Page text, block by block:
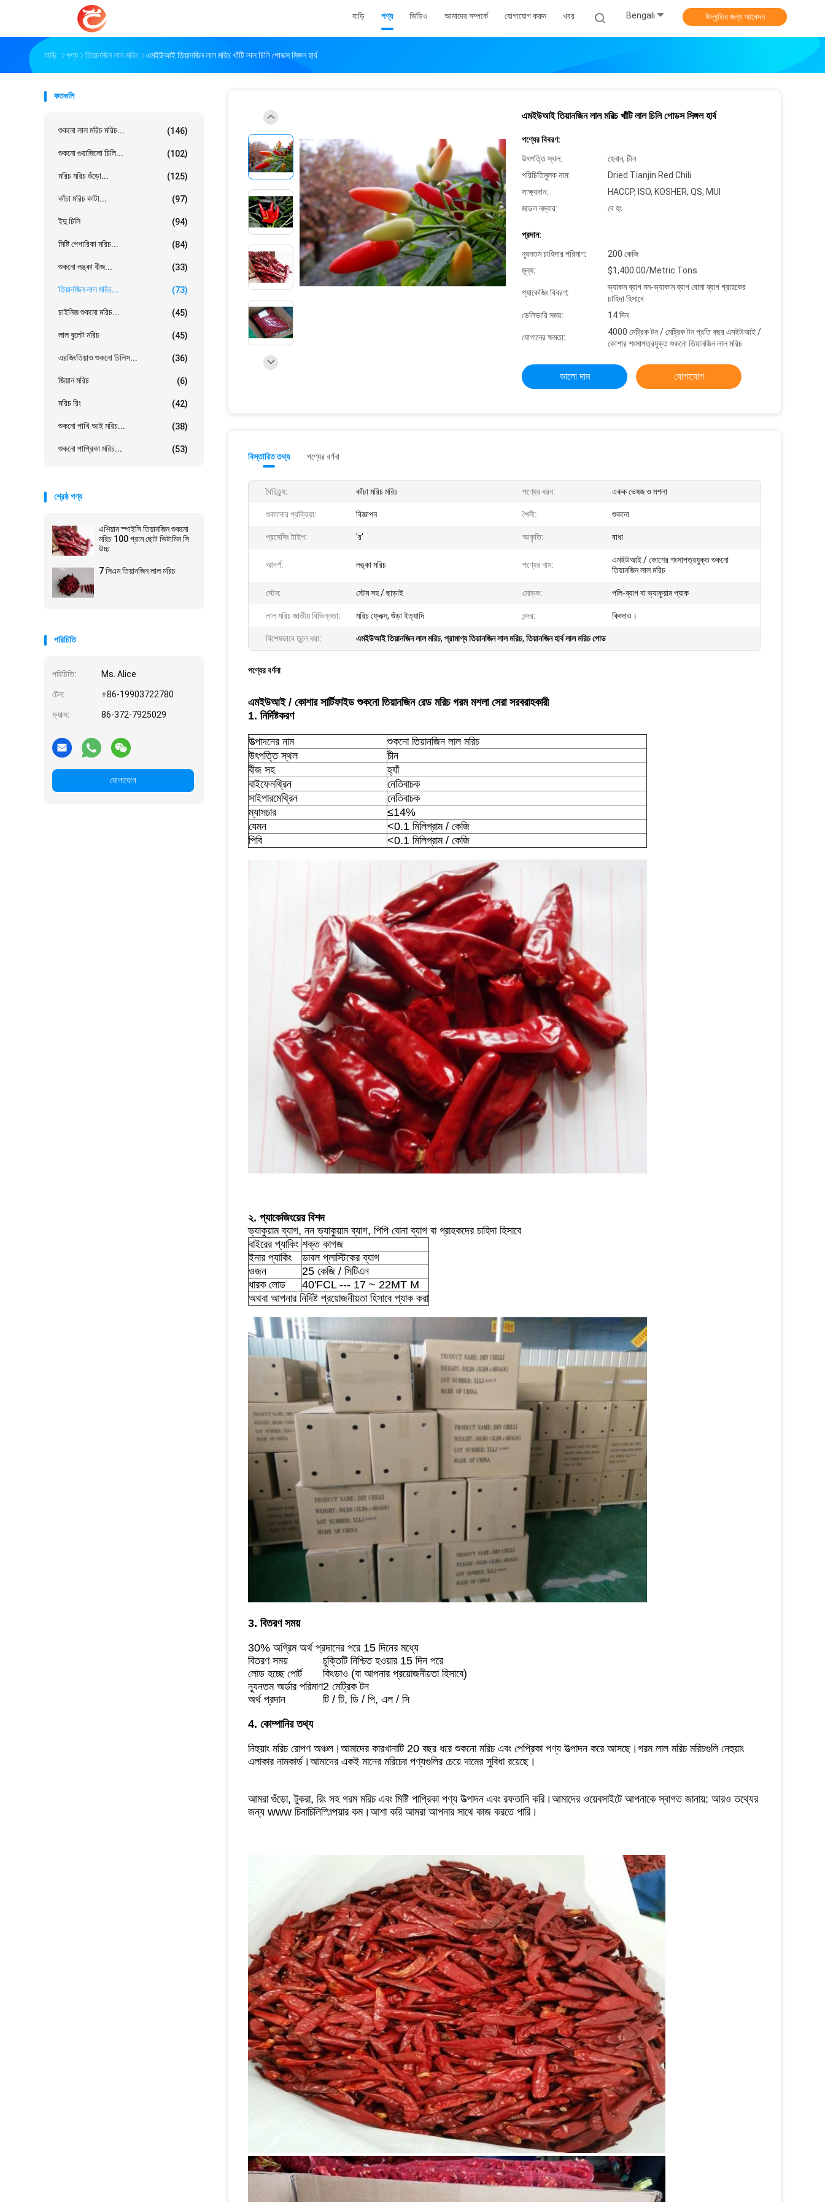
বাড়ি পণ্য ভিডিও আমাদের সম্পর্কে যোগাযোগ করুন খবর Bengali উদ্ধৃতির জন্য আবেদন
বাড়ি পণ্য তিয়ানজিন লাল মরিচ এমইউআই তিয়ানজিন লাল মরিচ খাঁটি লাল চিলি পোডস সিঙ্গল হার্ব
কতগুলি
শুকনো লাল মরিচ মরিচ... (146)
শুকনো গুয়াজিলো চিলি... (102)
মরিচ মরিচ গুঁড়ো... (125)
কাঁচা মরিচ কাটা... (97)
ইদু চিলি (94)
মিষ্টি পেপারিকা মরিচ... (84)
শুকনো লঙ্কা বীজ... (33)
তিয়ানজিন লাল মরিচ... (73)
চাইনিজ শুকনো মরিচ... (45)
লাল বুলেট মরিচ (45)
এরজিংতিয়াও শুকনো চিলিস... (36)
জিয়ান মরিচ (6)
মরিচ রিং (42)
শুকনো পাখি আই মরিচ... (38)
শুকনো পাপ্রিকা মরিচ... (53)
শ্রেষ্ঠ পণ্য
এশিয়ান স্পাইসি তিয়ানজিন শুকনো
মরিচ 100 গ্রাম ছোট ভিটামিন সি
উচ্চ
7 সিএম তিয়ানজিন লাল মরিচ
পরিচিতি
পরিচিতি: Ms. Alice
টেল: +86-19903722780
ফ্যাক্স: 86-372-7925029
যোগাযোগ
এমইউআই তিয়ানজিন লাল মরিচ খাঁটি লাল চিলি পোডস সিঙ্গল হার্ব
পণ্যের বিবরণ:
উৎপত্তি স্থল:
হেনান, চীন
পরিচিতিমুলক নাম:
Dried Tianjin Red Chili
সাক্ষ্যদান:
HACCP, ISO, KOSHER, QS, MUI
মডেল নম্বার:
বে হং
প্রদান:
ন্যূনতম চাহিদার পরিমাণ:
200 কেজি
মূল্য:
$1,400.00/Metric Tons
প্যাকেজিং বিবরণ:
ভ্যাকম ব্যাগ নন-ভ্যাকাম ব্যাগ বোনা ব্যাগ গ্রাহকের
চাহিদা হিসাবে
ডেলিভারি সময়:
14 দিন
যোগানের ক্ষমতা:
4000 মেট্রিক টন / মেট্রিক টন প্রতি বছর এমইউআই /
কোশার শংসাপত্রযুক্ত শুকনো তিয়ানজিন লাল মরিচ
ভালো দাম যোগাযোগ
বিস্তারিত তথ্য পণ্যের বর্ণনা
বৈচিত্র্য: কাঁচা মরিচ মরিচ পণ্যের ধরন: একক ভেষজ ও মশলা
শুকানোর প্রক্রিয়া: বিজ্ঞাপন শৈলী: শুকনো
প্রসেসিং টাইপ: 'র' আকৃতি: বাধা
আদর্শ: লঙ্কা মরিচ পণ্যের নাম:
এমইউআই / কোশের শংসাপত্রযুক্ত শুকনো
তিয়ানজিন লাল মরিচ
স্টেম: স্টেম সহ / ছাড়াই মোড়ক: পলি-ব্যাগ বা ভ্যাকুয়াম প্যাক
লাল মরিচ জাতীয় বিভিন্নতা: মরিচ ফ্লেক্স, গুঁড়া ইত্যাদি বন্দর: কিংদাও।
বিশেষভাবে তুলে ধরা: এমইউআই তিয়ানজিন লাল মরিচ, প্রামাণ্য তিয়ানজিন লাল মরিচ, তিয়ানজিন হার্ব লাল মরিচ পোড
পণ্যের বর্ণনা
এমইউআই / কোশার সার্টিফাইড শুকনো তিয়ানজিন রেড মরিচ গরম মশলা সেরা সরবরাহকারী
1. নির্দিষ্টকরণ
উত্পাদনের নাম
শুকনো তিয়ানজিন লাল মরিচ
উৎপত্তি স্থল
চীন
বীজ সহ
হ্যাঁ
বাইফেনথ্রিন
নেতিবাচক
সাইপারমেথ্রিন
নেতিবাচক
ম্যাসচার
≤14%
যেমন
<0.1 মিলিগ্রাম / কেজি
পিবি
<0.1 মিলিগ্রাম / কেজি
২. প্যাকেজিংয়ের বিশদ
ভ্যাকুয়াম ব্যাগ, নন ভ্যাকুয়াম ব্যাগ, পিপি বোনা ব্যাগ বা গ্রাহকদের চাহিদা হিসাবে
বাইরের প্যাকিং শক্ত কাগজ
ইনার প্যাকিং
ডাবল প্লাস্টিকের ব্যাগ
ওজন
25 কেজি / সিটিএন
ধারক লোড
40'FCL --- 17 ~ 22MT M
অথবা আপনার নির্দিষ্ট প্রয়োজনীয়তা হিসাবে প্যাক করা
3. বিতরণ সময়
30% অগ্রিম অর্থ প্রদানের পরে 15 দিনের মধ্যে
বিতরণ সময়
চুক্তিটি নিশ্চিত হওয়ার 15 দিন পরে
লোড হচ্ছে পোর্ট
কিংডাও (বা আপনার প্রয়োজনীয়তা হিসাবে)
ন্যূনতম অর্ডার পরিমাণ2 মেট্রিক টন
অর্থ প্রদান
টি / টি, ডি / পি, এল / সি
4. কোম্পানির তথ্য
নিহুয়াং মরিচ রোপণ অঞ্চল।আমাদের কারখানাটি 20 বছর ধরে শুকনো মরিচ এবং পেপ্রিকা পণ্য উত্পাদন করে আসছে।গরম লাল মরিচ মরিচগুলি নেহুয়াং
এলাকার নামকার্ড।আমাদের একই মানের মরিচের পণ্যগুলির চেয়ে দামের সুবিধা রয়েছে।
আমরা গুঁড়ো, টুকরা, রিং সহ গরম মরিচ এবং মিষ্টি পাপ্রিকা পণ্য উত্পাদন এবং রফতানি করি।আমাদের ওয়েবসাইটে আপনাকে স্বাগত জানায়: আরও তথ্যের
জন্য www চিনাচিলিস্প্ল্পিয়ার কম।আশা করি আমরা আপনার সাথে কাজ করতে পারি।